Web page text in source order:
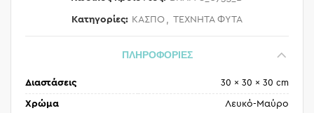
Κατηγορίες: ΚΑΣΠΟ , ΤΕΧΝΗΤΑ ΦΥΤΑ
ΠΛΗΡΟΦΟΡΙΕΣ
Διαστάσεις 30 × 30 × 30 cm
Χρώμα Λευκό-Μαύρο